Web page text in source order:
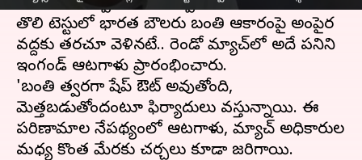
బంతులు ఇప్పుడు వివాదాస్పదంగా మారాయి.
తొలి టెస్టులో భారత బౌలర్లు బంతి ఆకారంపై అంపైర్ల
వద్దకు తరచూ వెళ్లినట్లే.. రెండో మ్యాచ్‌లో అదే పనిని
ఇంగ్లండ్‌ ఆటగాళ్లు ప్రారంభించారు.
'బంతి త్వరగా షేప్‌ ఔట్ అవుతోంది,
మెత్తబడుతోందంటూ ఫిర్యాదులు వస్తున్నాయి. ఈ
పరిణామాల నేపథ్యంలో ఆటగాళ్లు, మ్యాచ్‌ అధికారుల
మధ్య కొంత మేరకు చర్చలు కూడా జరిగాయి.